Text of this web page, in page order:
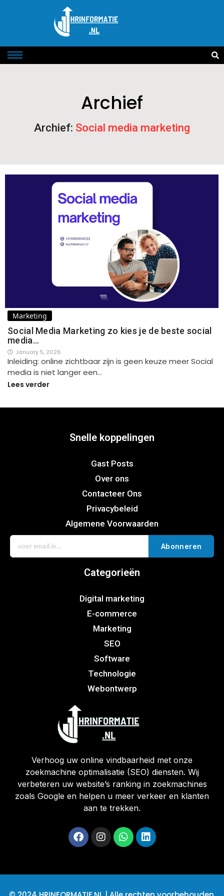
Archief
Archief: Social media marketing
Marketing
Social Media Marketing zo kies je de beste social
media…
January 5, 2026
Inleiding: online zichtbaar zijn is geen keuze meer Social
media is niet langer een…
Lees verder
Snelle koppelingen
Gast Posts
Over ons
Contacteer Ons
Privacybeleid
Algemene Voorwaarden
Abonneren
Categorieën
Digital marketing
E-commerce
Marketing
SEO
Software
Technologie
Webontwerp
Verhoog uw online vindbaarheid met onze
zoekmachine optimalisatie (SEO) diensten. Wij
verbeteren uw website’s ranking in zoekmachines
zoals Google en helpen u meer verkeer en klanten
aan te trekken.